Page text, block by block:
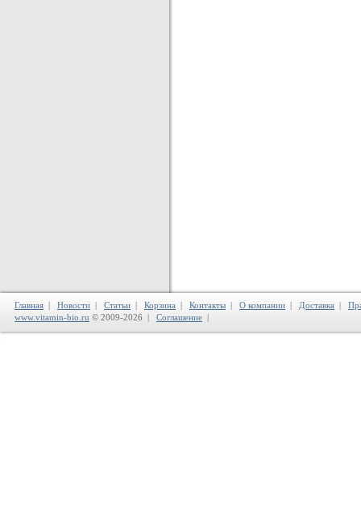
Главная | Новости | Статьи | Корзина | Контакты | О компании | Доставка |
www.vitamin-bio.ru © 2009-2026 | Соглашение |